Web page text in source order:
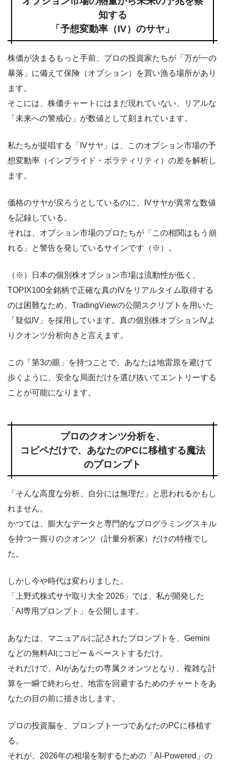
知する
「予想変動率（IV）のサヤ」
株価が決まるもっと手前、プロの投資家たちが「万が一の
暴落」に備えて保険（オプション）を買い漁る場所があり
ます。
そこには、株価チャートにはまだ現れていない、リアルな
「未来への警戒心」が数値として刻まれています。
私たちが提唱する「IVサヤ」は、このオプション市場の予
想変動率（インプライド・ボラティリティ）の差を解析し
ます。
価格のサヤが戻ろうとしているのに、IVサヤが異常な数値
を記録している。
それは、オプション市場のプロたちが「この相関はもう崩
れる」と警告を発しているサインです（※）。
（※）日本の個別株オプション市場は流動性が低く、
TOPIX100全銘柄で正確な真のIVをリアルタイム取得する
のは困難なため、TradingViewの公開スクリプトを用いた
「疑似IV」を採用しています。真の個別株オプションIVよ
りクオンツ分析向きと言えます。
この「第3の眼」を持つことで、あなたは地雷原を避けて
歩くように、安全な局面だけを選び抜いてエントリーする
ことが可能になります。
プロのクオンツ分析を、
コピペだけで、あなたのPCに移植する魔法
のプロンプト
「そんな高度な分析、自分には無理だ」と思われるかもし
れません。
かつては、膨大なデータと専門的なプログラミングスキル
を持つ一握りのクオンツ（計量分析家）だけの特権でし
た。
しかし今や時代は変わりました。
「上野式株式サヤ取り大全 2026」では、私が開発した
「AI専用プロンプト」を公開します。
あなたは、マニュアルに記されたプロンプトを、Gemini
などの無料AIにコピー＆ペーストするだけ。
それだけで、AIがあなたの専属クオンツとなり、複雑な計
算を一瞬で終わらせ、地雷を回避するためのチャートをあ
なたの目の前に描き出します。
プロの投資脳を、プロンプト一つであなたのPCに移植す
る。
それが、2026年の相場を制するための「AI-Powered」の